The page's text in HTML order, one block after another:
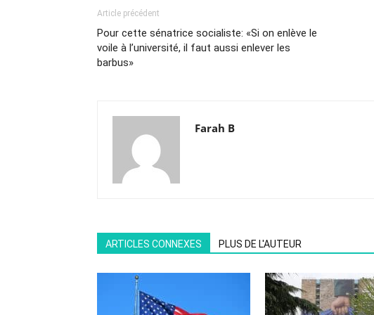
Article précédent
Pour cette sénatrice socialiste: «Si on enlève le
voile à l’université, il faut aussi enlever les
barbus»
Farah B
ARTICLES CONNEXES PLUS DE L'AUTEUR